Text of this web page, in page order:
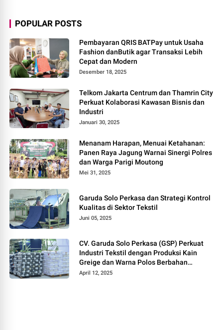
POPULAR POSTS
Pembayaran QRIS BATPay untuk Usaha
Fashion danButik agar Transaksi Lebih
Cepat dan Modern
Desember 18, 2025
Telkom Jakarta Centrum dan Thamrin City
Perkuat Kolaborasi Kawasan Bisnis dan
Industri
Januari 30, 2025
Menanam Harapan, Menuai Ketahanan:
Panen Raya Jagung Warnai Sinergi Polres
dan Warga Parigi Moutong
Mei 31, 2025
Garuda Solo Perkasa dan Strategi Kontrol
Kualitas di Sektor Tekstil
Juni 05, 2025
CV. Garuda Solo Perkasa (GSP) Perkuat
Industri Tekstil dengan Produksi Kain
Greige dan Warna Polos Berbahan
Tetoron Rayon
April 12, 2025